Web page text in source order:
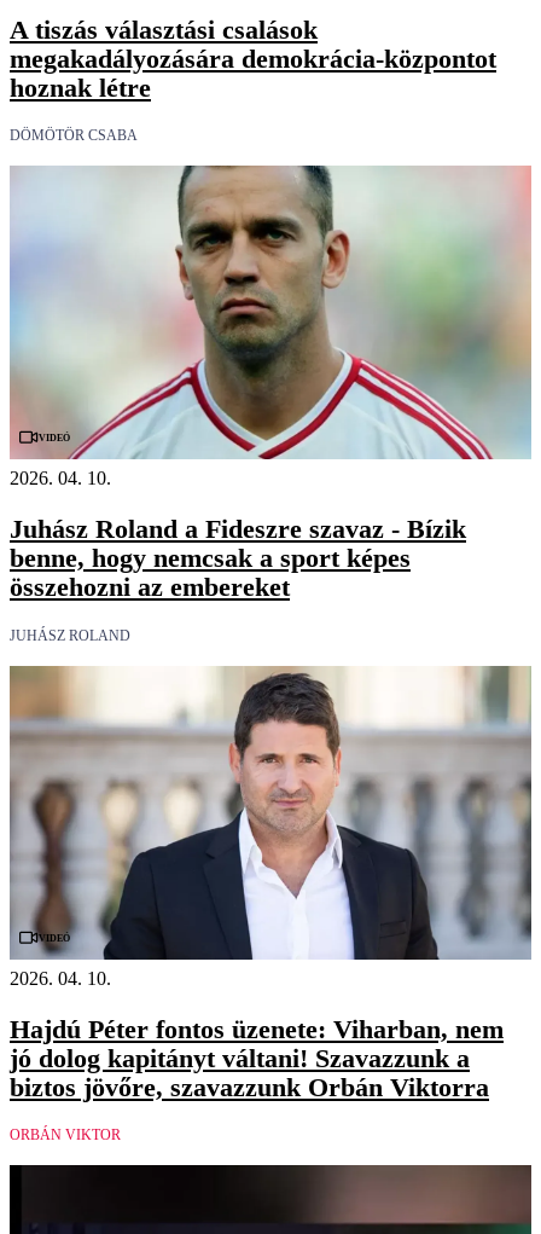
A tiszás választási csalások
megakadályozására demokrácia-központot
hoznak létre
DÖMÖTÖR CSABA
Videó
2026. 04. 10.
Juhász Roland a Fideszre szavaz - Bízik
benne, hogy nemcsak a sport képes
összehozni az embereket
JUHÁSZ ROLAND
Videó
2026. 04. 10.
Hajdú Péter fontos üzenete: Viharban, nem
jó dolog kapitányt váltani! Szavazzunk a
biztos jövőre, szavazzunk Orbán Viktorra
ORBÁN VIKTOR